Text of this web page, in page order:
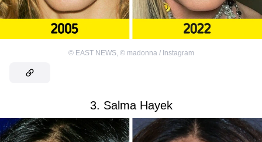
© EAST NEWS, © madonna / Instagram
3. Salma Hayek